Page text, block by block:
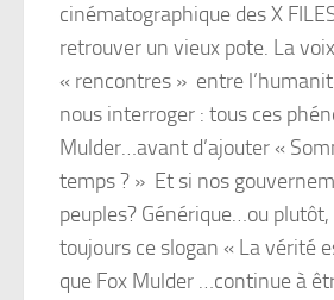
cinématographique des X
retrouver un vieux pote. La
« rencontres » entre
nous interroger : tous ces
Mulder…avant d’ajouter «
temps ? » Et si nos
peuples? Générique…ou
toujours ce slogan « La vérité
que Fox Mulder …continue à